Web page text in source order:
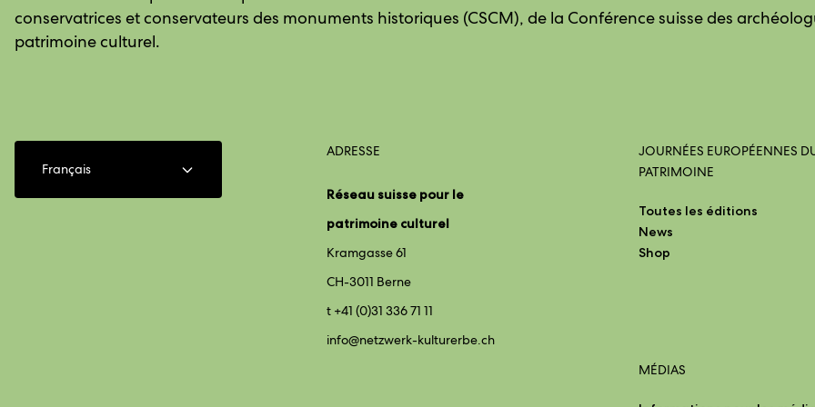
conservatrices et conservateurs des monuments historiques (CSCM), de la Conférence suisse des
patrimoine culturel.
Français
ADRESSE
Réseau suisse pour le
patrimoine culturel
Kramgasse 61
CH-3011 Berne
t +41 (0)31 336 71 11
info@netzwerk-kulturerbe.ch
JOURNÉES EUROPÉENNES
PATRIMOINE
Toutes les éditions
News
Shop
MÉDIAS